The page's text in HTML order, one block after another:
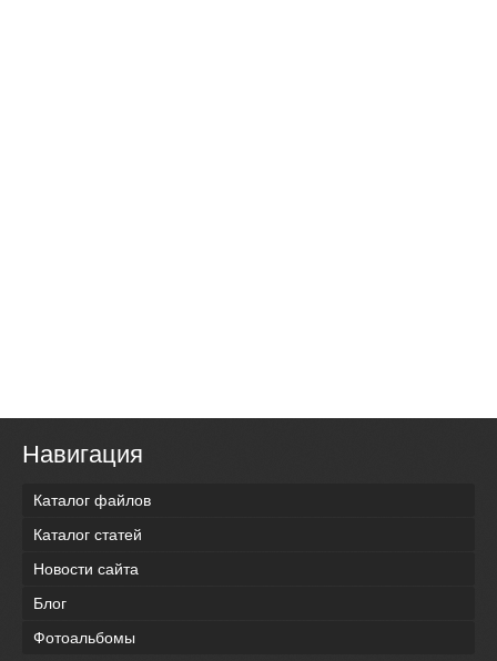
Навигация
Каталог файлов
Каталог статей
Новости сайта
Блог
Фотоальбомы